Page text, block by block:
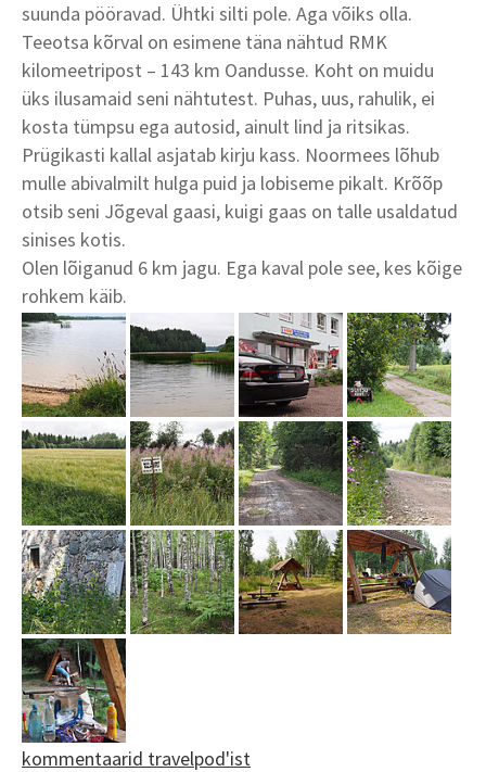
suunda pööravad. Ühtki silti pole. Aga võiks olla.
Teeotsa kõrval on esimene täna nähtud RMK
kilomeetripost – 143 km Oandusse. Koht on muidu
üks ilusamaid seni nähtutest. Puhas, uus, rahulik, ei
kosta tümpsu ega autosid, ainult lind ja ritsikas.
Prügikasti kallal asjatab kirju kass. Noormees lõhub
mulle abivalmilt hulga puid ja lobiseme pikalt. Krõõp
otsib seni Jõgeval gaasi, kuigi gaas on talle usaldatud
sinises kotis.
Olen lõiganud 6 km jagu. Ega kaval pole see, kes kõige
rohkem käib.
kommentaarid travelpod'ist